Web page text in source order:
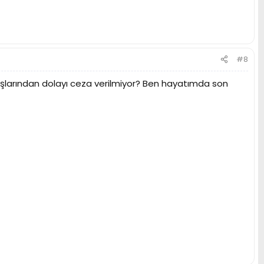
#8
dolayı ceza verilmiyor? Ben hayatımda son